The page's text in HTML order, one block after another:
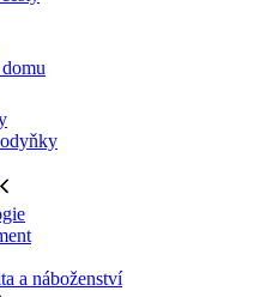
a náboženství